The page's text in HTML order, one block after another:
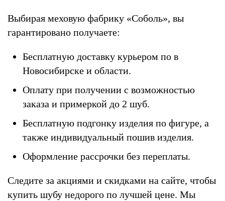
Выбирая меховую фабрику «Соболь», вы
гарантировано получаете:
Бесплатную доставку курьером по в
Новосибирске и области.
Оплату при получении с возможностью
заказа и примеркой до 2 шуб.
Бесплатную подгонку изделия по фигуре, а
также индивидуальный пошив изделия.
Оформление рассрочки без переплаты.
Следите за акциями и скидками на сайте, чтобы
купить шубу недорого по лучшей цене. Мы